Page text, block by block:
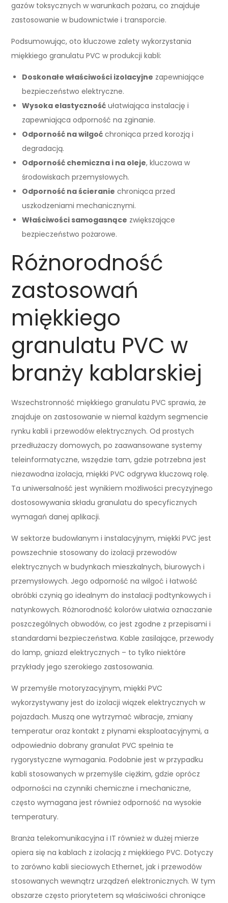
gazów toksycznych w warunkach pożaru, co znajduje
zastosowanie w budownictwie i transporcie.
Podsumowując, oto kluczowe zalety wykorzystania
miękkiego granulatu PVC w produkcji kabli:
Doskonałe właściwości izolacyjne zapewniające
bezpieczeństwo elektryczne.
Wysoka elastyczność ułatwiająca instalację i
zapewniająca odporność na zginanie.
Odporność na wilgoć chroniąca przed korozją i
degradacją.
Odporność chemiczna i na oleje, kluczowa w
środowiskach przemysłowych.
Odporność na ścieranie chroniąca przed
uszkodzeniami mechanicznymi.
Właściwości samogasnące zwiększające
bezpieczeństwo pożarowe.
Różnorodność
zastosowań
miękkiego
granulatu PVC w
branży kablarskiej
Wszechstronność miękkiego granulatu PVC sprawia, że
znajduje on zastosowanie w niemal każdym segmencie
rynku kabli i przewodów elektrycznych. Od prostych
przedłużaczy domowych, po zaawansowane systemy
teleinformatyczne, wszędzie tam, gdzie potrzebna jest
niezawodna izolacja, miękki PVC odgrywa kluczową rolę.
Ta uniwersalność jest wynikiem możliwości precyzyjnego
dostosowywania składu granulatu do specyficznych
wymagań danej aplikacji.
W sektorze budowlanym i instalacyjnym, miękki PVC jest
powszechnie stosowany do izolacji przewodów
elektrycznych w budynkach mieszkalnych, biurowych i
przemysłowych. Jego odporność na wilgoć i łatwość
obróbki czynią go idealnym do instalacji podtynkowych i
natynkowych. Różnorodność kolorów ułatwia oznaczanie
poszczególnych obwodów, co jest zgodne z przepisami i
standardami bezpieczeństwa. Kable zasilające, przewody
do lamp, gniazd elektrycznych – to tylko niektóre
przykłady jego szerokiego zastosowania.
W przemyśle motoryzacyjnym, miękki PVC
wykorzystywany jest do izolacji wiązek elektrycznych w
pojazdach. Muszą one wytrzymać wibracje, zmiany
temperatur oraz kontakt z płynami eksploatacyjnymi, a
odpowiednio dobrany granulat PVC spełnia te
rygorystyczne wymagania. Podobnie jest w przypadku
kabli stosowanych w przemyśle ciężkim, gdzie oprócz
odporności na czynniki chemiczne i mechaniczne,
często wymagana jest również odporność na wysokie
temperatury.
Branża telekomunikacyjna i IT również w dużej mierze
opiera się na kablach z izolacją z miękkiego PVC. Dotyczy
to zarówno kabli sieciowych Ethernet, jak i przewodów
stosowanych wewnątrz urządzeń elektronicznych. W tym
obszarze często priorytetem są właściwości chroniące